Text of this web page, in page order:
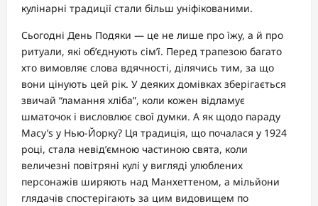
кулінарні традиції стали більш уніфікованими.
Сьогодні День Подяки — це не лише про їжу, а й про
ритуали, які об’єднують сім’ї. Перед трапезою багато
хто вимовляє слова вдячності, ділячись тим, за що
вони цінують цей рік. У деяких домівках зберігається
звичай “ламання хліба”, коли кожен відламує
шматочок і висловлює свої думки. А як щодо параду
Macy’s у Нью-Йорку? Ця традиція, що почалася у 1924
році, стала невід’ємною частиною свята, коли
величезні повітряні кулі у вигляді улюблених
персонажів ширяють над Манхеттеном, а мільйони
глядачів спостерігають за цим видовищем по